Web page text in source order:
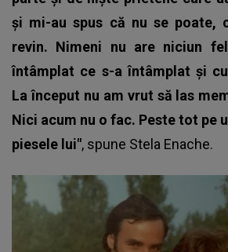
și mi-au spus că nu se poate,
revin. Nimeni nu are niciun
întâmplat ce s-a întâmplat și
La început nu am vrut să las
Nici acum nu o fac. Peste tot pe
piesele lui", spune Stela Enache.